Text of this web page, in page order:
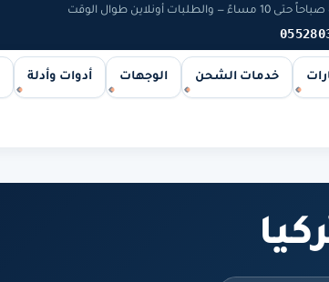
خدمات الشحن الوجهات أدوات وأدلة